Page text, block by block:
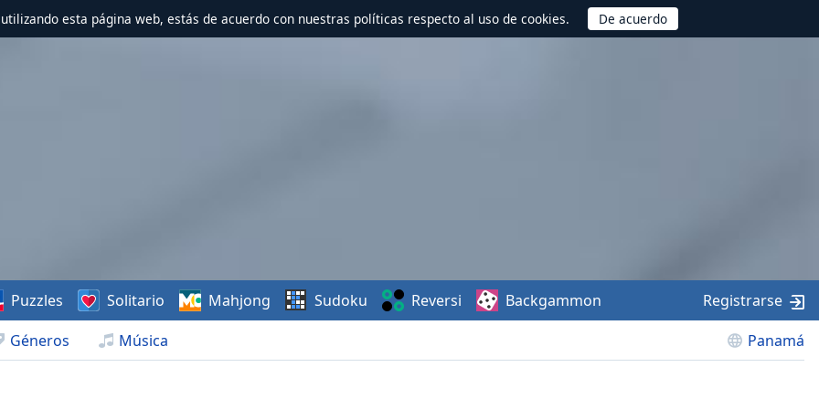
esta página web, estás de acuerdo con nuestras políticas respecto al uso de cookies.
Géneros Música Panamá
Puzzles Solitario Mahjong Sudoku Reversi Backgammon Registrarse